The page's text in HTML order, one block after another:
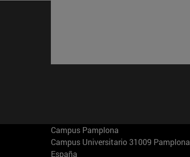
Campus Pamplona
Campus Universitario 31009 Pamplona
España